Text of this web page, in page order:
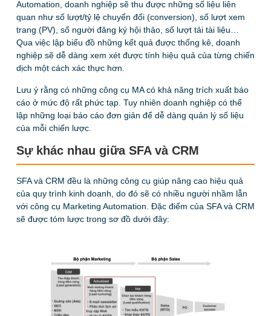
Automation, doanh nghiệp sẽ thu được những số liệu liên
quan như số lượt/tỷ lệ chuyển đổi (conversion), số lượt xem
trang (PV), số người đăng ký hội thảo, số lượt tải tài liệu…
Qua việc lập biểu đồ những kết quả được thống kê, doanh
nghiệp sẽ dễ dàng xem xét được tính hiệu quả của từng chiến
dịch một cách xác thực hơn.
Lưu ý rằng có những công cụ MA có khả năng trích xuất báo
cáo ở mức độ rất phức tạp. Tuy nhiên doanh nghiệp có thể
lập những loại báo cáo đơn giản để dễ dàng quản lý số liệu
của mỗi chiến lược.
Sự khác nhau giữa SFA và CRM
SFA và CRM đều là những công cụ giúp nâng cao hiệu quả
của quy trình kinh doanh, do đó sẽ có nhiều người nhầm lẫn
với công cụ Marketing Automation. Đặc điểm của SFA và CRM
sẽ được tóm lược trong sơ đồ dưới đây: